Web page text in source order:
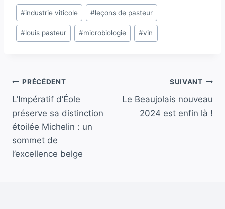
Étiquettes
de
la
#industrie viticole #leçons de pasteur
#louis pasteur #microbiologie #vin
Navigation
de
l’article
PRÉCÉDENT
L’Impératif d’Éole
préserve sa distinction
étoilée Michelin : un
sommet de
l’excellence belge
SUIVANT
Le Beaujolais nouveau
2024 est enfin là !